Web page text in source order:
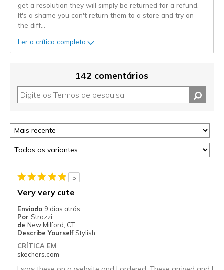
get a resolution they will simply be returned for a refund.
It's a shame you can't return them to a store and try on
the diff
Ler a crítica completa
142 comentários
5
Very very cute
Enviado 9 dias atrás
Por Strazzi
de New Milford, CT
Describe Yourself Stylish
CRÍTICA EM
skechers.com